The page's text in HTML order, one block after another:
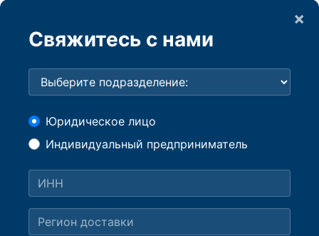
×
Свяжитесь с нами
Юридическое лицо
Индивидуальный предприниматель